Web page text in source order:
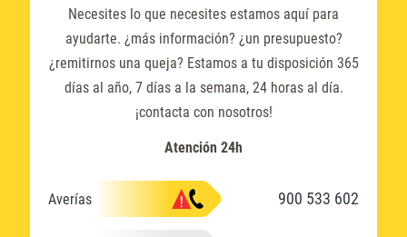
Necesites lo que necesites estamos aquí para
ayudarte. ¿más información? ¿un presupuesto?
¿remitirnos una queja? Estamos a tu disposición 365
días al año, 7 días a la semana, 24 horas al día.
¡contacta con nosotros!
Atención 24h
Averías 900 533 602